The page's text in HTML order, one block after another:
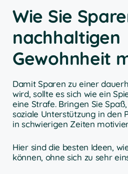
Wie Sie
nachhaltigen
Gewohnheit
Damit Sparen zu einer
wird, sollte es sich wie ein
eine Strafe. Bringen Sie
soziale Unterstützung in den
in schwierigen Zeiten
Hier sind die besten Ideen,
können, ohne sich zu sehr